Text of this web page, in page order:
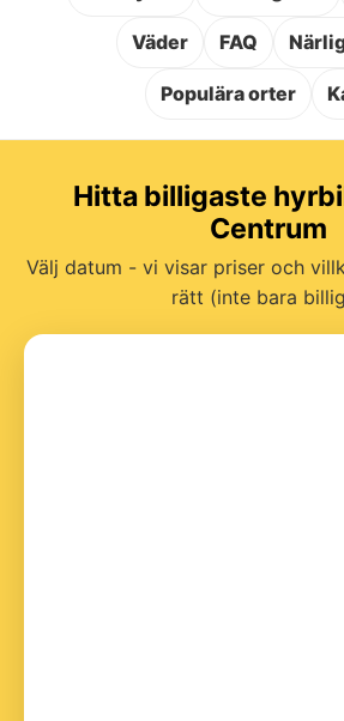
Väder FAQ
Populära orter
Hitta billigaste
Centrum
Välj datum - vi visar priser och
rätt (inte bara